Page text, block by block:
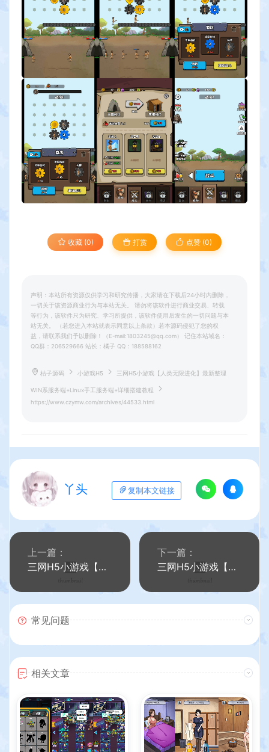
收藏 (0) 打赏 点赞 (0)
声明：本站所有资源仅供学习和研究传播，大家请在下载后24小时内删除，
一切关于该资源商业行为与本站无关。 请勿将该软件进行商业交易、转载
等行为，该软件只为研究、学习所提供，该软件使用后发生的一切问题与本
站无关。 （若您进入本站就表示同意以上条款）若本源码侵犯了您的权
益，请联系我们予以删除！（E-mail:1803245@qq.com） 记住本站域名：
QQ群：206529666 站长：橘子 QQ：188588162
桔子源码 小游戏H5 三网H5小游戏【人类无限进化】最新整理
WIN系服务端+Linux手工服务端+详细搭建教程
https://www.czymw.com/archives/44533.html
丫头 复制本文链接
上一篇：
三网H5小游戏【碾压的快乐】最新整理WIN系服务端+Linux手工服务端+详细搭建教程
下一篇：
三网H5小游戏【英雄守卫战】最新整理WIN系服务端+Linux手工服务端+详细搭建教程
常见问题
相关文章